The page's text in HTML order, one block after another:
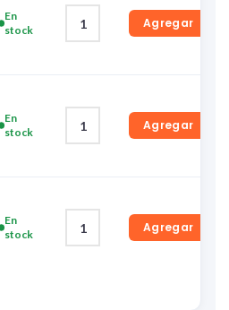
En
stock
Agregar
En
stock
Agregar
En
stock
Agregar